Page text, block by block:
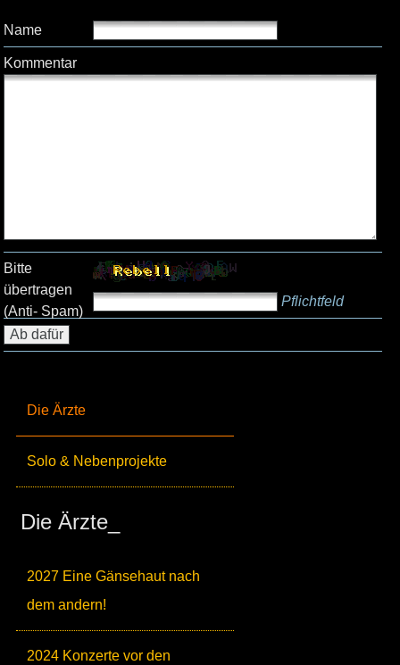
Die Ärzte
Solo & Nebenprojekte
Die Ärzte_
2027 Eine Gänsehaut nach
dem andern!
2024 Konzerte vor den
Name
Kommentar
Bitte
übertragen
(Anti- Spam)
Pflichtfeld